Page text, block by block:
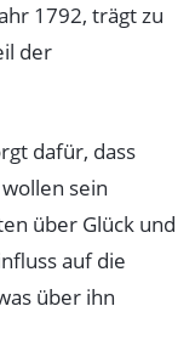
1792, trägt zu
der
dafür, dass
sein
über Glück und
auf die
über ihn